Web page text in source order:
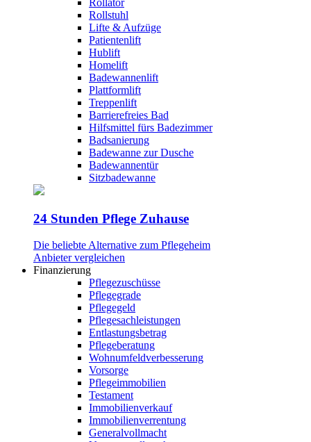
Rollstuhl
Lifte & Aufzüge
Patientenlift
Hublift
Homelift
Badewannenlift
Plattformlift
Treppenlift
Barrierefreies Bad
Hilfsmittel fürs Badezimmer
Badsanierung
Badewanne zur Dusche
Badewannentür
Sitzbadewanne
24 Stunden Pflege Zuhause
Die beliebte Alternative zum Pflegeheim
Anbieter vergleichen
Finanzierung
Pflegezuschüsse
Pflegegrade
Pflegegeld
Pflegesachleistungen
Entlastungsbetrag
Pflegeberatung
Wohnumfeldverbesserung
Vorsorge
Pflegeimmobilien
Testament
Immobilienverkauf
Immobilienverrentung
Generalvollmacht